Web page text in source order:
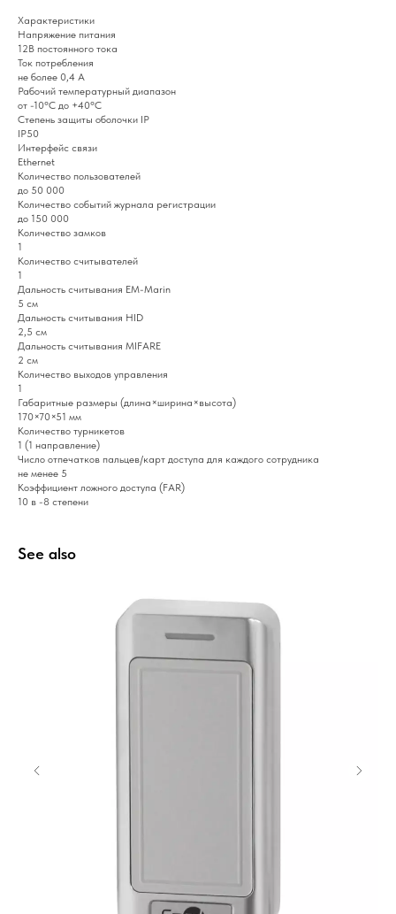
Home
Характеристики
Напряжение питания
12В постоянного тока
Ток потребления
не более 0,4 A
Рабочий температурный диапазон
от -10°C до +40°C
Степень защиты оболочки IP
IP50
Интерфейс связи
Ethernet
Количество пользователей
до 50 000
Количество событий журнала регистрации
до 150 000
Количество замков
1
Количество считывателей
1
Дальность считывания EM-Marin
5 см
Дальность считывания HID
2,5 см
Дальность считывания MIFARE
2 см
Количество выходов управления
1
Габаритные размеры (длина×ширина×высота)
170×70×51 мм
Количество турникетов
1 (1 направление)
Число отпечатков пальцев/карт доступа для каждого сотрудника
не менее 5
Коэффициент ложного доступа (FAR)
10 в -8 степени
See also